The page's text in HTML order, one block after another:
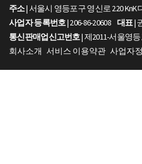
주소| 서울시 영등포구 영신로 220 KnK
사업자 등록번호| 206-86-20608 대표|
통신판매업신고번호| 제2011-서울영등
회사소개 서비스 이용약관 사업자